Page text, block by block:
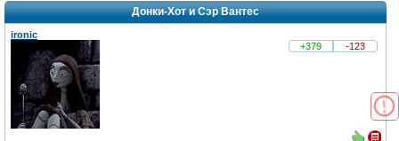
Донки-Хот и Сэр Вантес
ironic
+379
-123